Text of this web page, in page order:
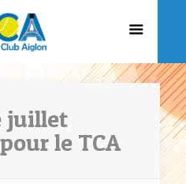
juillet
le TCA